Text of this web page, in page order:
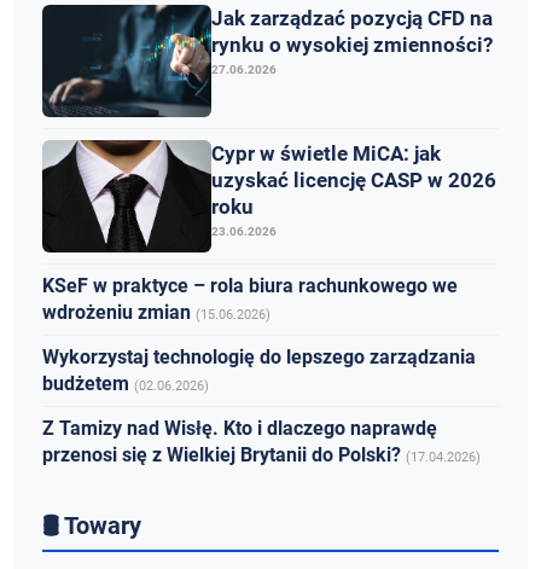
Jak zarządzać pozycją CFD na
rynku o wysokiej zmienności?
27.06.2026
Cypr w świetle MiCA: jak
uzyskać licencję CASP w 2026
roku
23.06.2026
KSeF w praktyce – rola biura rachunkowego we
wdrożeniu zmian(15.06.2026)
Wykorzystaj technologię do lepszego zarządzania
budżetem(02.06.2026)
Z Tamizy nad Wisłę. Kto i dlaczego naprawdę
przenosi się z Wielkiej Brytanii do Polski?(17.04.2026)
🛢️ Towary